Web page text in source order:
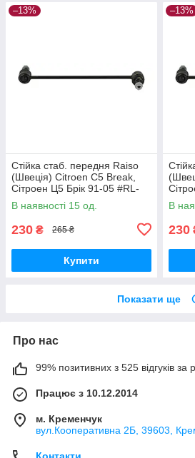
–13%
Стійка стаб. передня Raiso
(Швеція) Citroen C5 Break,
Сітроен Ц5 Брік 91-05 #RL-
138860V UAVEXLV17
В наявності 15 од.
230 ₴ 265 ₴
Купити
–13%
В
230
Показати ще
Про нас
99% позитивних з 525 відгуків за
Працює з 10.12.2014
м. Кременчук
вул.Кооперативна 2Б, 39603,